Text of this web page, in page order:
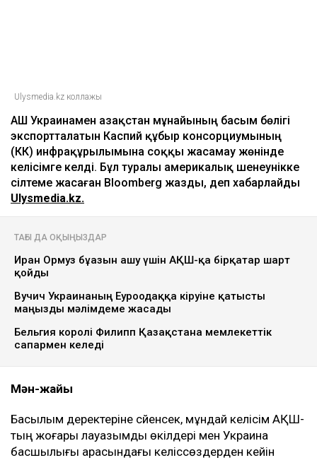
Ulysmedia.kz коллажы
АҚШ Украинамен Қазақстан мұнайының басым бөлігі
экспортталатын Каспий құбыр консорциумының
(КҚК) инфрақұрылымына соққы жасамау жөнінде
келісімге келді. Бұл туралы америкалық шенеунікке
сілтеме жасаған Bloomberg жазды, деп хабарлайды
Ulysmedia.kz.
ТАҒЫ ДА ОҚЫҢЫЗДАР
Иран Ормуз бұғазын ашу үшін АҚШ-қа бірқатар шарт
қойды
Вучич Украинаның Еуроодаққа кіруіне қатысты
маңызды мәлімдеме жасады
Бельгия королі Филипп Қазақстанға мемлекеттік
сапармен келеді
Мән-жайы
Басылым деректеріне сүйенсек, мұндай келісім АҚШ-
тың жоғары лауазымды өкілдері мен Украина
басшылығы арасындағы келіссөздерден кейін